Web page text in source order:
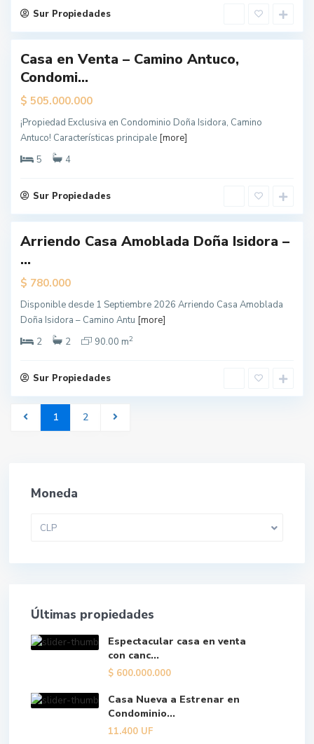
Sur Propiedades
l
e
s
Casa en Venta – Camino Antuco,
Condomi...
$ 505.000.000
¡Propiedad Exclusiva en Condominio Doña Isidora, Camino
Antuco! Características principale [more]
5
4
Sur Propiedades
o
Á
n
l
e
s
Arriendo Casa Amoblada Doña Isidora –
...
$ 780.000
Disponible desde 1 Septiembre 2026 Arriendo Casa Amoblada
Doña Isidora – Camino Antu [more]
2
2 90.00 m2
Sur Propiedades
1 2
Moneda
CLP
Últimas propiedades
Espectacular casa en venta
con canc...
$ 600.000.000
Casa Nueva a Estrenar en
Condominio...
11.400 UF